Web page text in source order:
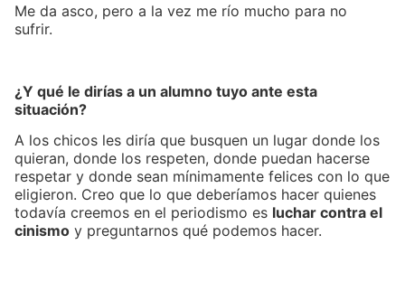
Me da asco, pero a la vez me río mucho para no
sufrir.
¿Y qué le dirías a un alumno tuyo ante esta
situación?
A los chicos les diría que busquen un lugar donde los
quieran, donde los respeten, donde puedan hacerse
respetar y donde sean mínimamente felices con lo que
eligieron. Creo que lo que deberíamos hacer quienes
todavía creemos en el periodismo es luchar contra el
cinismo y preguntarnos qué podemos hacer.